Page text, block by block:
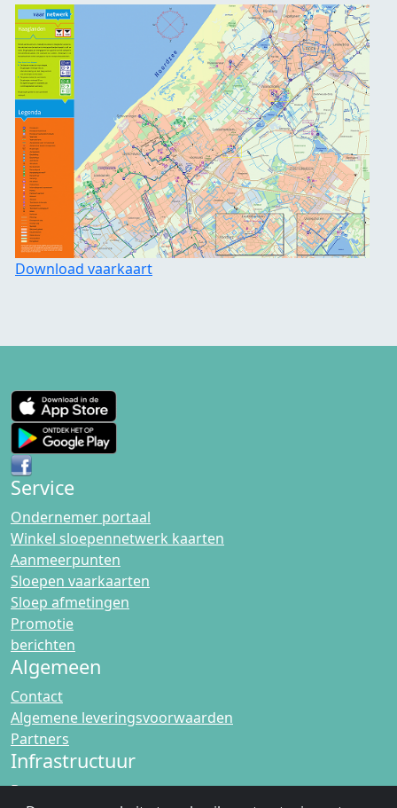
Download vaarkaart
Service
Ondernemer portaal
Winkel sloepennetwerk kaarten
Aanmeerpunten
Sloepen vaarkaarten
Sloep afmetingen
Promotie
berichten
Algemeen
Contact
Algemene leveringsvoorwaarden
Partners
Infrastructuur
Bruggen